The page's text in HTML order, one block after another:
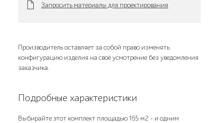
Запросить материалы для проектирования
Производитель оставляет за собой право изменять
конфигурацию изделия на своё усмотрение без уведомления
заказчика.
Подробные характеристики
Выбирайте этот комплект площадью 165 м2 - и одним